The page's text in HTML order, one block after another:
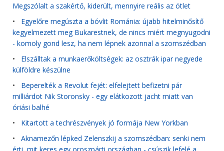
Megszólalt a szakértő, kiderült, mennyire reális az ötlet
• Egyelőre megúszta a bóvlit Románia: újabb hitelminősítő
kegyelmezett meg Bukarestnek, de nincs miért megnyugodni
- komoly gond lesz, ha nem lépnek azonnal a szomszédban
• Elszálltak a munkaerőköltségek: az osztrák ipar negyede
külföldre készülne
• Beperelték a Revolut fejét: elfelejtett befizetni pár
milliárdot Nik Storonsky - egy elátkozott jacht miatt van
óriási balhé
• Kitartott a techrészvények jó formája New Yorkban
• Aknamezőn lépked Zelenszkij a szomszédban: senki nem